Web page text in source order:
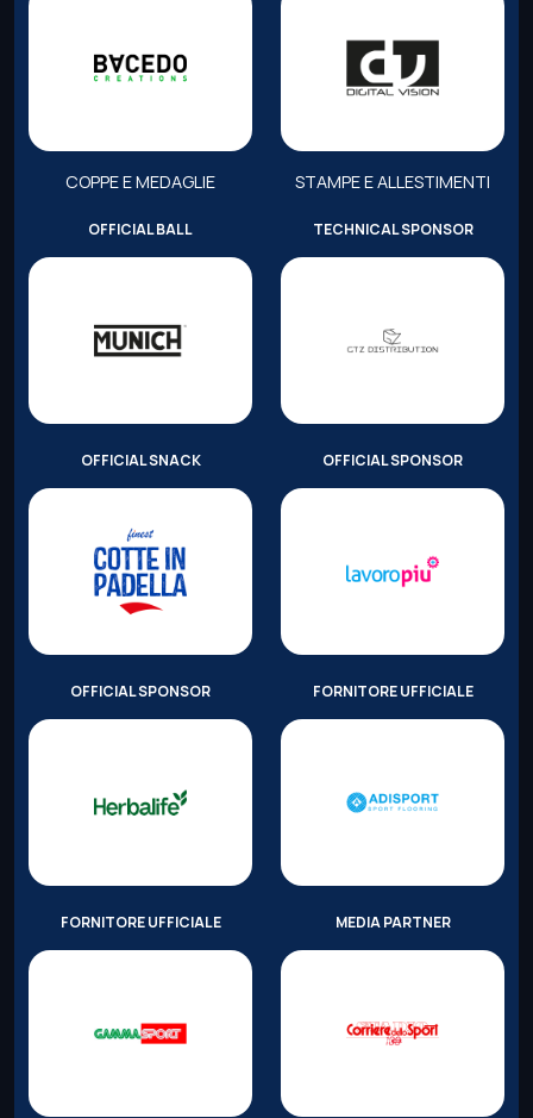
COPPE E MEDAGLIE STAMPE E ALLESTIMENTI
OFFICIAL BALL TECHNICAL SPONSOR
OFFICIAL SNACK OFFICIAL SPONSOR
OFFICIAL SPONSOR FORNITORE UFFICIALE
FORNITORE UFFICIALE MEDIA PARTNER